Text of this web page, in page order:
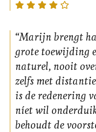
“Marijn brengt
grote toewijding
naturel, nooit
zelfs met
is de redenering
níet wil
behoudt de